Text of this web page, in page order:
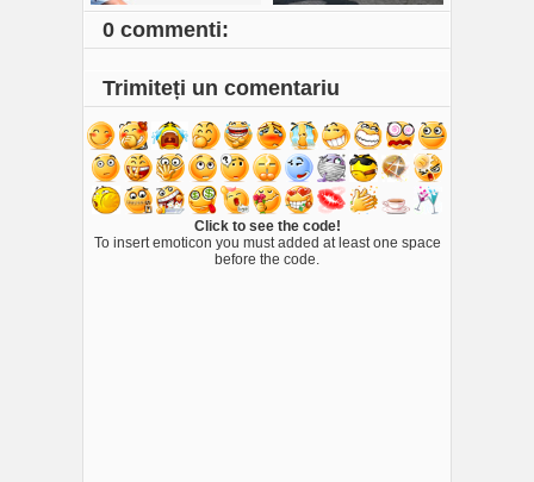
0 commenti:
Trimiteți un comentariu
Click to see the code!
To insert emoticon you must added at least one space
before the code.